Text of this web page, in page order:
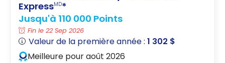
ExpressMD*
Jusqu'à 110 000 Points
Fin le 22 Sep 2026
Valeur de la première année :1 302 $
Meilleure pour août 2026